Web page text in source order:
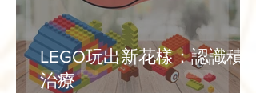
LEGO玩出新花樣：認識積木
治療